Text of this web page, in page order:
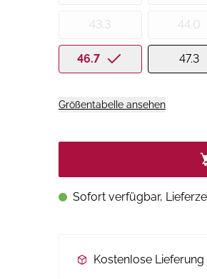
43.3 44.0
46.7 47.3
Größentabelle ansehen
Sofort verfügbar,
Kostenlose